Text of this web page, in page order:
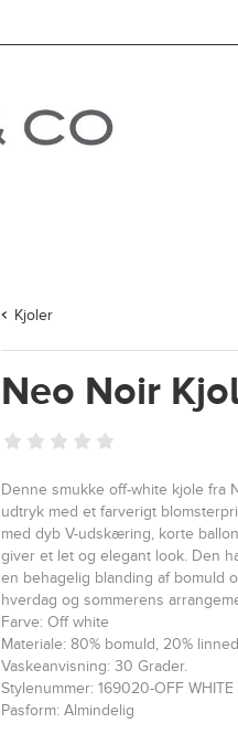
Kjoler
Neo Noir
Denne smukke off-white kjole fra
udtryk med et farverigt
med dyb V-udskæring, korte
giver et let og elegant look. Den
en behagelig blanding af bomuld
hverdag og sommerens
Farve: Off white
Materiale: 80% bomuld, 20% linned
Vaskeanvisning: 30 Grader.
Stylenummer: 169020-OFF WHITE
Pasform: Almindelig